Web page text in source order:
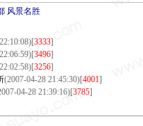
风景名胜
3333]
3496]
3256]
(2007-04-28 21:45:30)[4001]
04-28 21:39:16)[3785]